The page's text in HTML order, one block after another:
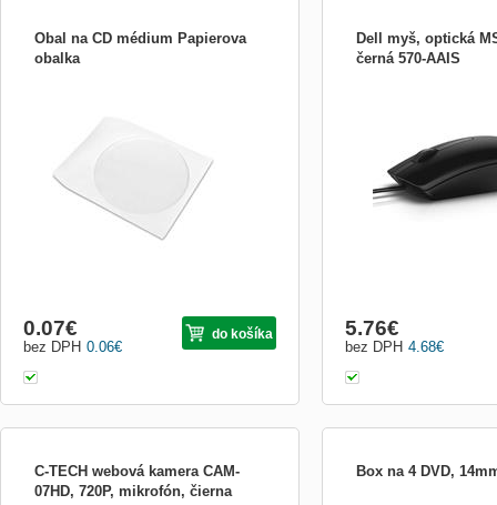
Obal na CD médium Papierova
obalka
0.06€
bez DPH
0.07€ do košíka
Dell myš, optická
černá 570-AAIS
připojením, zajišťuje
době. Zvyšte svou
nebo doma – optická
pomůže v každé sit...
4.68€
bez DPH
5.76€
C-TECH webová kamera CAM-
07HD, 720P, mikrofón, čierna
Box na 4 DVD,